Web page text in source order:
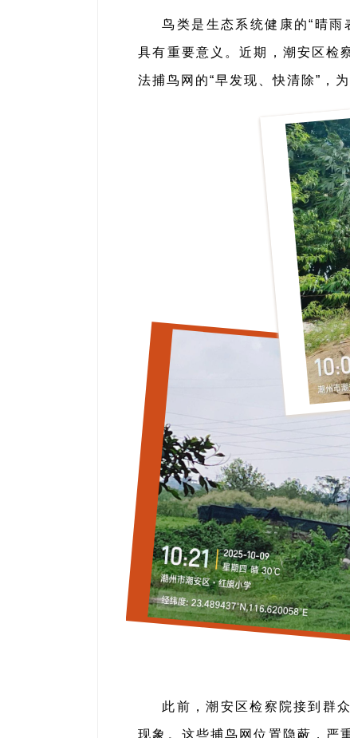
鸟类是生态系统健康的“晴
具有重要意义。近期，潮安区检
法捕鸟网的“早发现、快清除”，
此前，潮安区检察院接到群
现象。这些捕鸟网位置隐蔽，严